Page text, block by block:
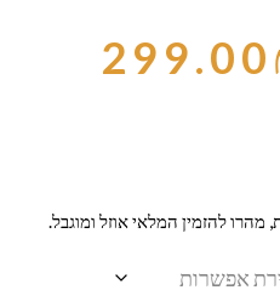
299.00
להזמין המלאי אוזל ומוגבל.